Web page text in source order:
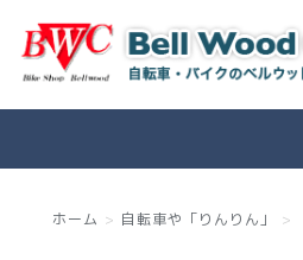
ホーム 自転車や「りんりん」